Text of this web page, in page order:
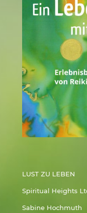
LUST ZU LEBEN
Spiritual Heights
Sabine Hochmuth